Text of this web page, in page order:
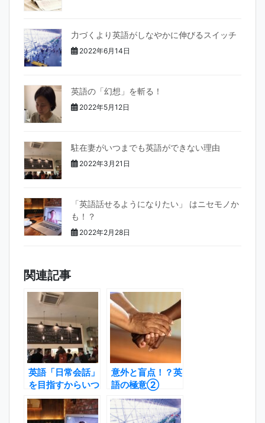
力づくより英語がしなやかに伸びるスイッチ
2022年6月14日
英語の「幻想」を斬る！
2022年5月12日
駐在妻がいつまでも英語ができない理由
2022年3月21日
「英語話せるようになりたい」 はニセモノか
も！？
2022年2月28日
関連記事
英語「日常会話」
を目指すからいつ
までも使えない！
意外と盲点！？英
語の極意②